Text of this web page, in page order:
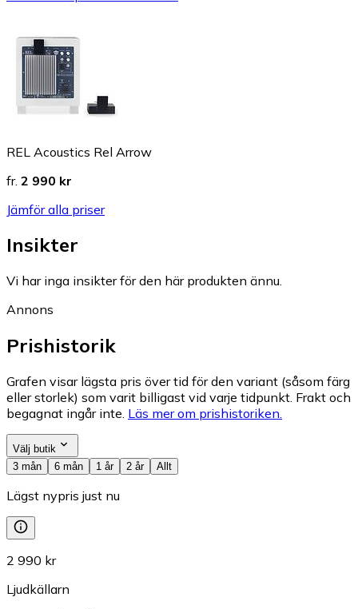
REL Acoustics Rel Arrow
fr. 2 990 kr
Jämför alla priser
Insikter
Vi har inga insikter för den här produkten ännu.
Annons
Prishistorik
Grafen visar lägsta pris över tid för den variant (såsom färg
eller storlek) som varit billigast vid varje tidpunkt. Frakt och
begagnat ingår inte. Läs mer om prishistoriken.
Välj butik
3 mån
6 mån 1 år 2 år Allt
Lägst nypris just nu
2 990 kr
Ljudkällarn